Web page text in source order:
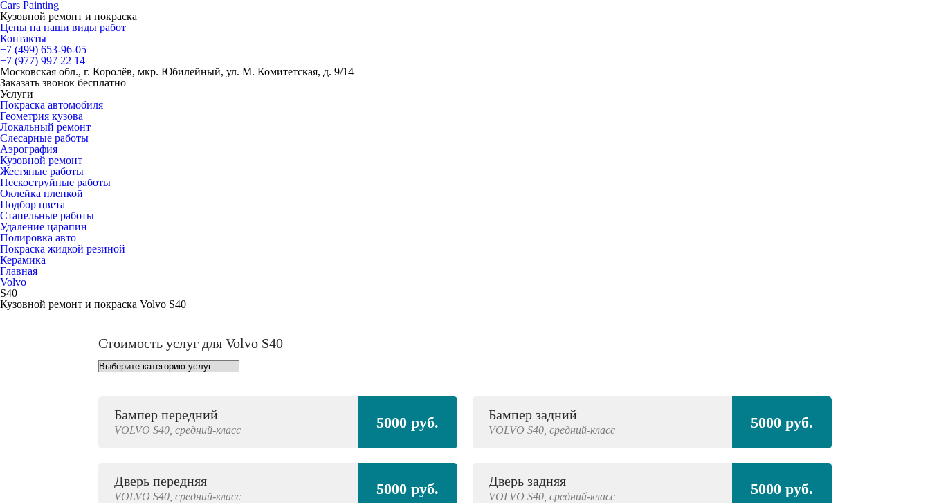
Cars Painting
Кузовной ремонт и покраска
Цены на наши виды работ
Контакты
+7 (499) 653-96-05
+7 (977) 997 22 14
Московская обл., г. Королёв, мкр. Юбилейный, ул. М. Комитетская, д. 9/14
Заказать звонок бесплатно
Услуги
Покраска автомобиля
Геометрия кузова
Локальный ремонт
Слесарные работы
Аэрография
Кузовной ремонт
Жестяные работы
Пескоструйные работы
Оклейка пленкой
Подбор цвета
Стапельные работы
Удаление царапин
Полировка авто
Покраска жидкой резиной
Керамика
Главная
Volvo
S40
Кузовной ремонт и покраска Volvo S40
Стоимость услуг для Volvo S40
Бампер передний
VOLVO S40, средний-класс 5000 руб. Бампер задний
VOLVO S40, средний-класс 5000 руб.
Дверь передняя
VOLVO S40, средний-класс 5000 руб. Дверь задняя
VOLVO S40, средний-класс 5000 руб.